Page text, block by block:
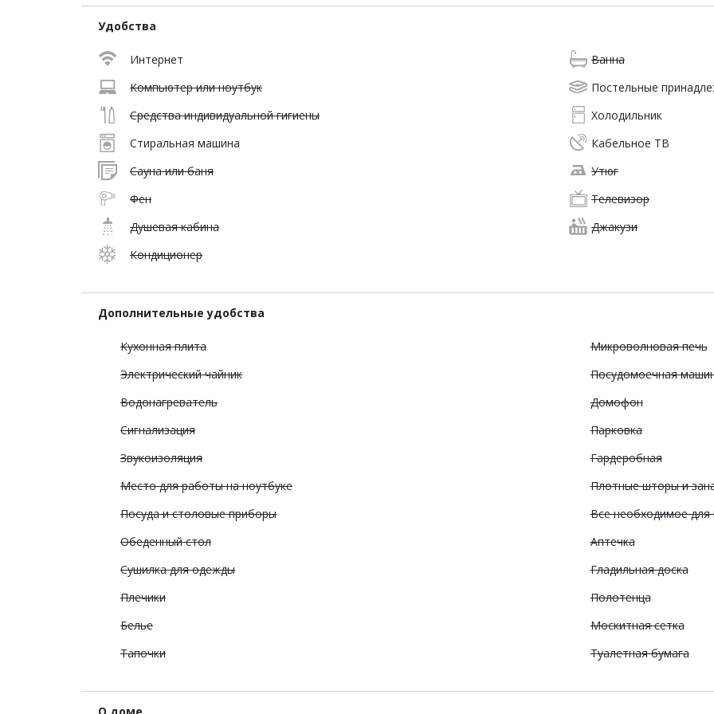
Удобства
Интернет
Ванна
Компьютер или ноутбук
Постельные
Средства индивидуальной гигиены
Холодильник
Стиральная машина
Кабельное ТВ
Сауна или баня
Утюг
Фен
Телевизор
Душевая кабина
Джакузи
Кондиционер
Дополнительные удобства
Кухонная плита
Микроволновая печь
Электрический чайник
Посудомоечная
Водонагреватель
Домофон
Сигнализация
Парковка
Звукоизоляция
Гардеробная
Место для работы на ноутбуке
Плотные шторы и
Посуда и столовые приборы
Все необходимое для
Обеденный стол
Аптечка
Сушилка для одежды
Гладильная доска
Плечики
Полотенца
Белье
Москитная сетка
Тапочки
Туалетная бумага
О доме